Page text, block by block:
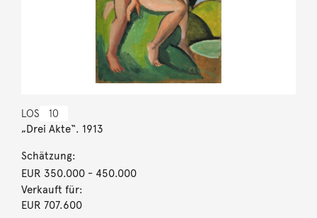
LOS 10
„Drei Akte“. 1913
Schätzung:
EUR 350.000- 450.000
Verkauft für:
EUR 707.600